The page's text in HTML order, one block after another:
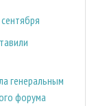
генеральным
форума